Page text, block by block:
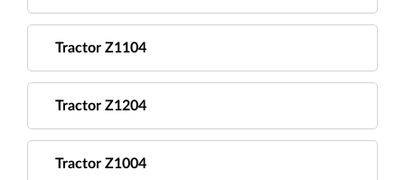
Tractor Z1104
Tractor Z1204
Tractor Z1004